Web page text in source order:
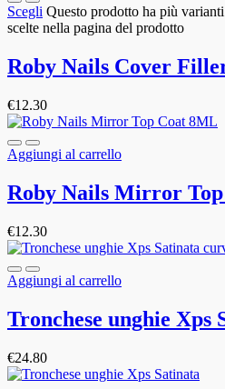
Scegli Questo prodotto ha più
scelte nella pagina del prodotto
Roby Nails Cover
€12.30
Aggiungi al carrello
Roby Nails Mirror
€12.30
Aggiungi al carrello
Tronchese unghie Xps
€24.80